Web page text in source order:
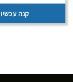
קנה עכשיו